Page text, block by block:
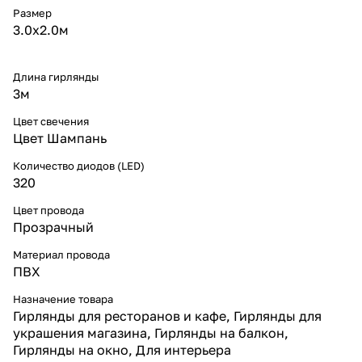
композицию.
* Длительный срок службы —
высокая яркость при низком
энергопотреблении.
европейская вилка включена в
комплект.
Для чего используют гирлянду-
занавес
* Новогодний декор:
оформление окон, стен, арок и
дверных проёмов.
* Интерьер: создание тёплой
и уютной атмосферы в жилых и
коммерческих помещениях.
* Коммерческие объекты:
праздничное оформление
витрин, кафе и ресторанов.
* Фотозоны и мероприятия:
золотистое мерцающее сияние
для фотосессий и торжеств.
* Использование в тёплых и
Размер
3.0х2.0м
Длина гирлянды
3м
Цвет свечения
Цвет Шампань
Количество диодов (LED)
320
Цвет провода
Прозрачный
Материал провода
ПВХ
Назначение товара
Гирлянды для ресторанов и кафе, Гирлянды для
украшения магазина, Гирлянды на балкон,
Гирлянды на окно, Для интерьера